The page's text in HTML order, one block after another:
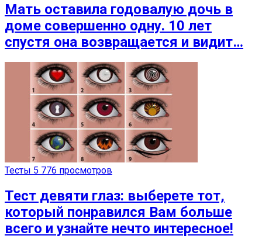
Мать оставила годовалую дочь в
доме совершенно одну. 10 лет
спустя она возвращается и видит…
Тесты 5 776 просмотров
Тест девяти глаз: выберете тот,
который понравился Вам больше
всего и узнайте нечто интересное!